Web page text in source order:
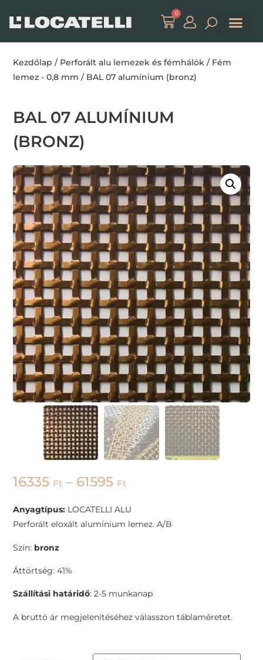
0
Kezdőlap / Perforált alu lemezek és fémhálók / Fém
lemez - 0,8 mm / BAL 07 alumínium (bronz)
BAL 07 ALUMÍNIUM
(BRONZ)
16335 Ft – 61595 Ft
Anyagtípus: LOCATELLI ALU
Perforált eloxált alumínium lemez. A/B
Szín: bronz
Áttörtség: 41%
Szállítási határidő: 2-5 munkanap
A bruttó ár megjelenítéséhez válasszon táblaméretet.